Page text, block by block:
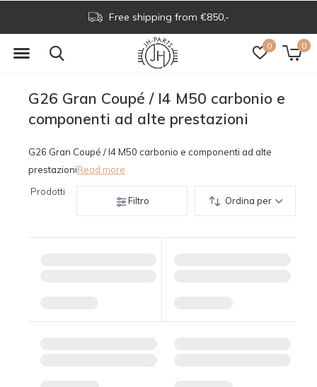
0 0
Free shipping from €850,-
G26 Gran Coupé / I4 M50 carbonio e
componenti ad alte prestazioni
G26 Gran Coupé / I4 M50 carbonio e componenti ad alte
prestazioniRead more
Prodotti
Filtro
Ordina per